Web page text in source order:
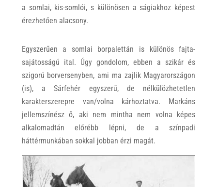
a somlai, kis-somlói, s különösen a ságiakhoz képest
érezhetően alacsony.
Egyszerűen a somlai borpalettán is különös fajta-
sajátosságú ital. Úgy gondolom, ebben a szikár és
szigorú borversenyben, ami ma zajlik Magyarországon
(is), a Sárfehér egyszerű, de nélkülözhetetlen
karakterszerepre van/volna kárhoztatva. Markáns
jellemszínész ő, aki nem mintha nem volna képes
alkalomadtán előrébb lépni, de a színpadi
háttérmunkában sokkal jobban érzi magát.